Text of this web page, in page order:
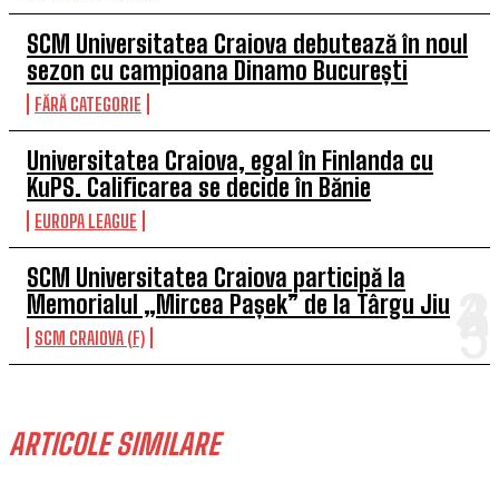
SCM Universitatea Craiova debutează în noul
sezon cu campioana Dinamo București
FĂRĂ CATEGORIE
Universitatea Craiova, egal în Finlanda cu
KuPS. Calificarea se decide în Bănie
EUROPA LEAGUE
SCM Universitatea Craiova participă la
Memorialul „Mircea Pașek” de la Târgu Jiu
SCM CRAIOVA (F)
ARTICOLE SIMILARE